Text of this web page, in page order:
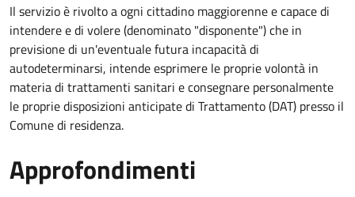
Il servizio è rivolto a ogni cittadino maggiorenne e capace di
intendere e di volere (denominato "disponente") che in
previsione di un'eventuale futura incapacità di
autodeterminarsi, intende esprimere le proprie volontà in
materia di trattamenti sanitari e consegnare personalmente
le proprie disposizioni anticipate di Trattamento (DAT) presso il
Comune di residenza.
Approfondimenti